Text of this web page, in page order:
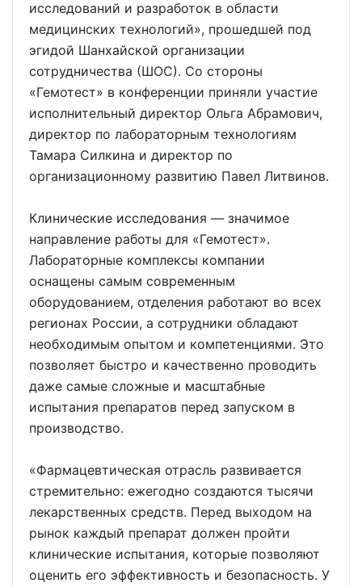
исследований и разработок в области
медицинских технологий», прошедшей под
эгидой Шанхайской организации
сотрудничества (ШОС). Со стороны
«Гемотест» в конференции приняли участие
исполнительный директор Ольга Абрамович,
директор по лабораторным технологиям
Тамара Силкина и директор по
организационному развитию Павел Литвинов.
Клинические исследования — значимое
направление работы для «Гемотест».
Лабораторные комплексы компании
оснащены самым современным
оборудованием, отделения работают во всех
регионах России, а сотрудники обладают
необходимым опытом и компетенциями. Это
позволяет быстро и качественно проводить
даже самые сложные и масштабные
испытания препаратов перед запуском в
производство.
«Фармацевтическая отрасль развивается
стремительно: ежегодно создаются тысячи
лекарственных средств. Перед выходом на
рынок каждый препарат должен пройти
клинические испытания, которые позволяют
оценить его эффективность и безопасность. У